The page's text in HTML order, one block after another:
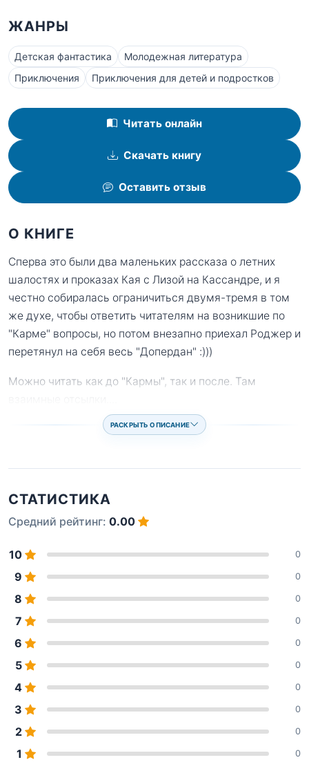
ЖАНРЫ
Детская фантастика
Молодежная литература
Приключения
Приключения для детей и подростков
Читать онлайн
Скачать книгу
Оставить отзыв
О КНИГЕ
Сперва это были два маленьких рассказа о летних
шалостях и проказах Кая с Лизой на Кассандре, и я
честно собиралась ограничиться двумя-тремя в том
же духе, чтобы ответить читателям на возникшие по
"Карме" вопросы, но потом внезапно приехал Роджер и
перетянул на себя весь "Допердан" :)))
Можно читать как до "Кармы", так и после. Там
РАСКРЫТЬ ОПИСАНИЕ
СТАТИСТИКА
Средний рейтинг: 0.00
10 0
9 0
8 0
7 0
6 0
5 0
4 0
3 0
2 0
1 0